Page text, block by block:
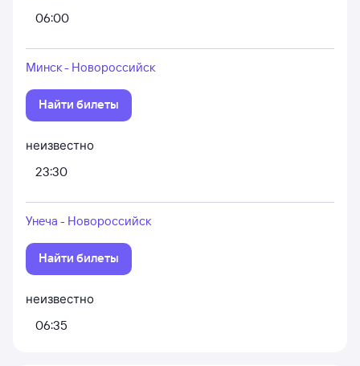
06:00
Минск - Новороссийск
Найти билеты
неизвестно
23:30
Унеча - Новороссийск
Найти билеты
неизвестно
06:35